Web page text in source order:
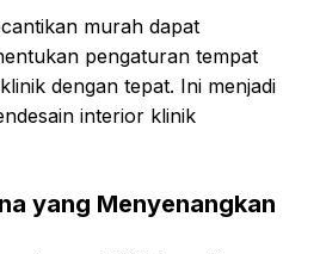
murah dapat
pengaturan tempat
dengan tepat. Ini menjadi
interior klinik
yang Menyenangkan